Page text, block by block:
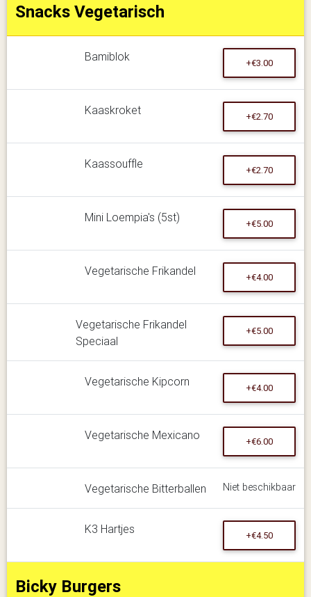
Snacks Vegetarisch
Bamiblok +€3.00
Kaaskroket +€2.70
Kaassouffle +€2.70
Mini Loempia's (5st) +€5.00
Vegetarische Frikandel +€4.00
Vegetarische Frikandel
Speciaal
+€5.00
Vegetarische Kipcorn +€4.00
Vegetarische Mexicano +€6.00
Vegetarische Bitterballen Niet beschikbaar
K3 Hartjes +€4.50
Bicky Burgers